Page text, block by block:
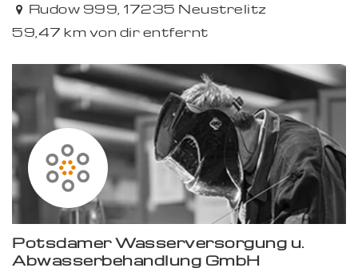
Rudow 999, 17235 Neustrelitz
59,47 km von dir entfernt
Potsdamer Wasserversorgung u.
Abwasserbehandlung GmbH